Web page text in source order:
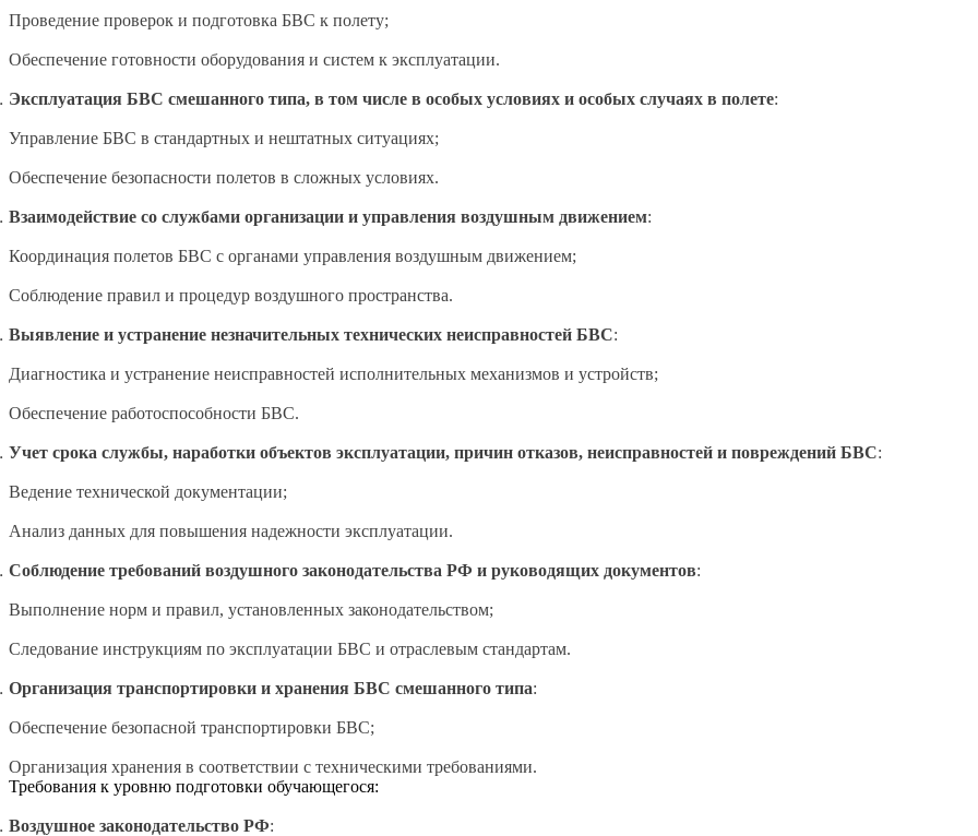
Проведение проверок и подготовка БВС к полету;
Обеспечение готовности оборудования и систем к эксплуатации.
Эксплуатация БВС смешанного типа, в том числе в особых условиях и особых случаях в полете:
Управление БВС в стандартных и нештатных ситуациях;
Обеспечение безопасности полетов в сложных условиях.
Взаимодействие со службами организации и управления воздушным движением:
Координация полетов БВС с органами управления воздушным движением;
Соблюдение правил и процедур воздушного пространства.
Выявление и устранение незначительных технических неисправностей БВС:
Диагностика и устранение неисправностей исполнительных механизмов и устройств;
Обеспечение работоспособности БВС.
Учет срока службы, наработки объектов эксплуатации, причин отказов, неисправностей и повреждений БВС:
Ведение технической документации;
Анализ данных для повышения надежности эксплуатации.
Соблюдение требований воздушного законодательства РФ и руководящих документов:
Выполнение норм и правил, установленных законодательством;
Следование инструкциям по эксплуатации БВС и отраслевым стандартам.
Организация транспортировки и хранения БВС смешанного типа:
Обеспечение безопасной транспортировки БВС;
Организация хранения в соответствии с техническими требованиями.
Требования к уровню подготовки обучающегося:
Воздушное законодательство РФ: